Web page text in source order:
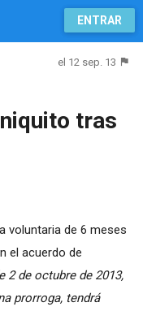
ENTRAR
el 12 sep. 13
tras
voluntaria de 6 meses
el acuerdo de
2 de octubre de 2013,
prorroga, tendrá